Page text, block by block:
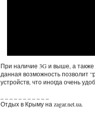
При наличие 3G и выше, а
данная возможность позволит
устройств, что иногда очень
Отдых в Крыму на zagar.net.ua.